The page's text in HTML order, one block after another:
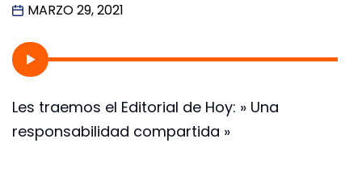
MARZO 29, 2021
Les traemos el Editorial de Hoy: » Una
responsabilidad compartida »